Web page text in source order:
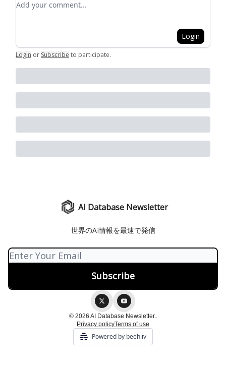
Login
Login or Subscribe to participate.
AI Database Newsletter
世界のAI情報を最速で発信
© 2026 AI Database Newsletter..
Privacy policyTerms of use
Powered by beehiiv